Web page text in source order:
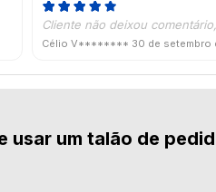
Cliente não deixou
Célio V******** 30 de setembro
usar um talão de